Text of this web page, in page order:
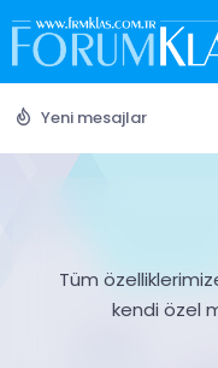
Yeni mesajlar
Tüm
kendi özel